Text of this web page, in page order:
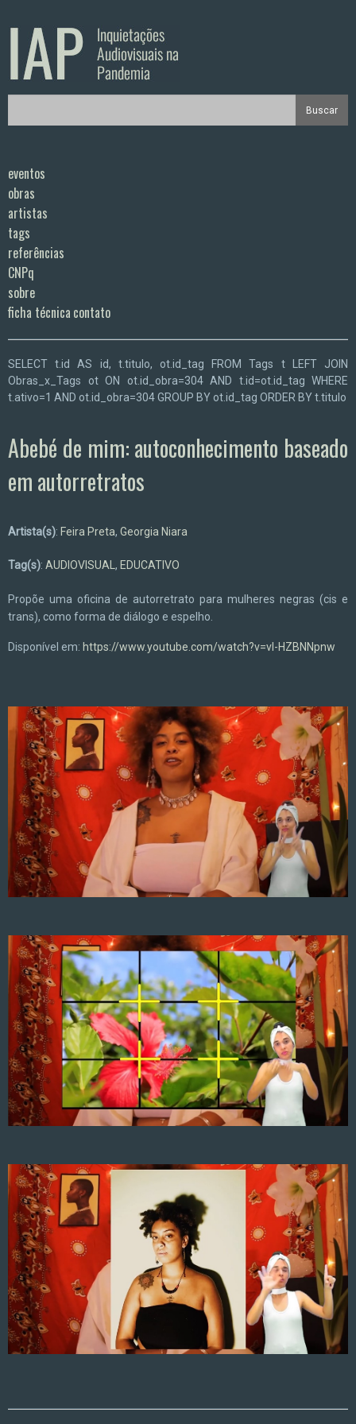
eventos
obras
artistas
tags
referências
CNPq
sobre
ficha técnica contato
SELECT t.id AS id, t.titulo, ot.id_tag FROM Tags t LEFT JOIN
Obras_x_Tags ot ON ot.id_obra=304 AND t.id=ot.id_tag WHERE
t.ativo=1 AND ot.id_obra=304 GROUP BY ot.id_tag ORDER BY t.titulo
Abebé de mim: autoconhecimento baseado
em autorretratos
Artista(s): Feira Preta, Georgia Niara
Tag(s): AUDIOVISUAL , EDUCATIVO
Propõe uma oficina de autorretrato para mulheres negras (cis e
trans), como forma de diálogo e espelho.
Disponível em: https://www.youtube.com/watch?v=vI-HZBNNpnw